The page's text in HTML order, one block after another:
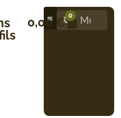
0,00 € 0